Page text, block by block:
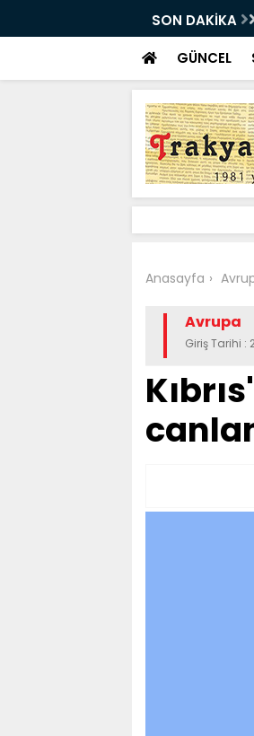
SON DAKİKA
GÜNCEL
Anasayfa
Avrupa
Giriş Tarihi :